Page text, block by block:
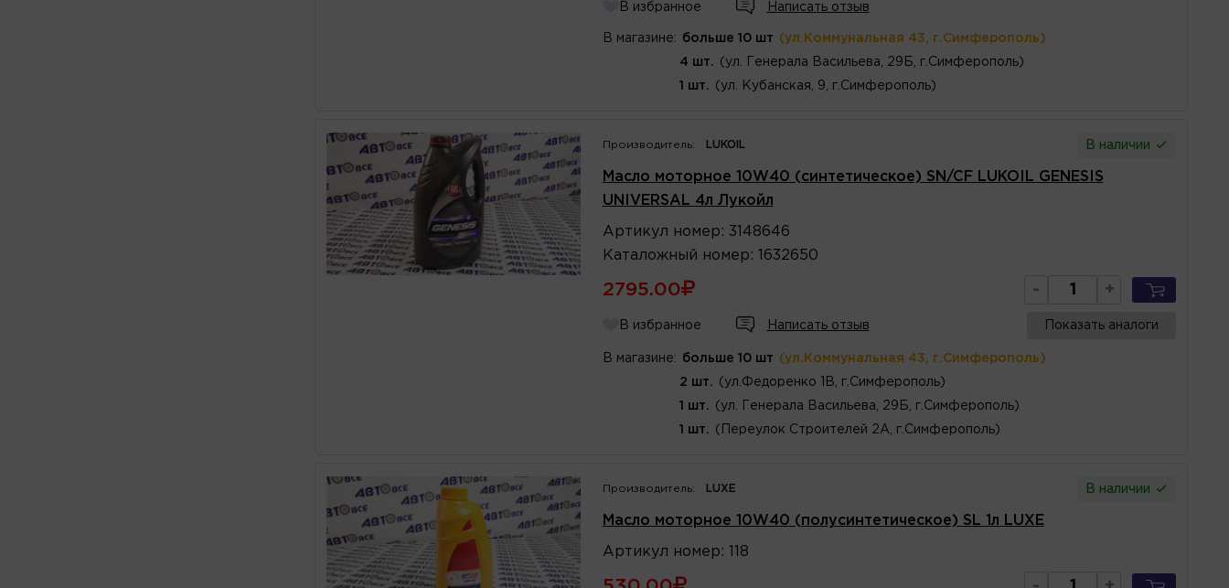
В избранное Написать отзыв
В магазине: больше 10 шт (ул.Коммунальная 43, г.Симферополь)
4 шт. (ул. Генерала Васильева, 29Б, г.Симферополь)
1 шт. (ул. Кубанская, 9, г.Симферополь)
Производитель: LUKOIL В наличии
Масло моторное 10W40 (синтетическое) SN/CF LUKOIL GENESIS
UNIVERSAL 4л Лукойл
Артикул номер : 3148646
Каталожный номер : 1632650
2795.00 - +
В избранное Написать отзыв Показать аналоги
В магазине: больше 10 шт (ул.Коммунальная 43, г.Симферополь)
2 шт. (ул.Федоренко 1В, г.Симферополь)
1 шт. (ул. Генерала Васильева, 29Б, г.Симферополь)
1 шт. (Переулок Строителей 2А, г.Симферополь)
Производитель: LUXE В наличии
Масло моторное 10W40 (полусинтетическое) SL 1л LUXE
Артикул номер : 118